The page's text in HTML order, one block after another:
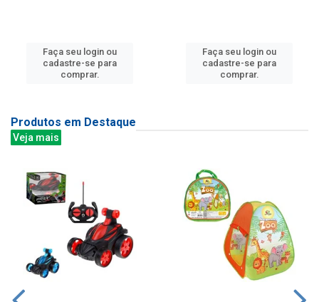
Faça seu login ou
cadastre-se para
comprar.
Faça seu login ou
cadastre-se para
comprar.
Produtos em Destaque
Veja mais